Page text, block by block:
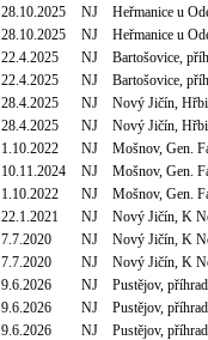
28.10.2025 NJ
Heřmanice u
28.10.2025 NJ
Heřmanice u
22.4.2025 NJ
Bartošovice,
22.4.2025 NJ
Bartošovice,
28.4.2025 NJ
Nový Jičín,
28.4.2025 NJ
Nový Jičín,
1.10.2022 NJ
Mošnov, Gen.
10.11.2024 NJ
Mošnov, Gen.
1.10.2022 NJ
Mošnov, Gen.
22.1.2021 NJ
Nový Jičín, K
7.7.2020 NJ
Nový Jičín, K
7.7.2020 NJ
Nový Jičín, K
9.6.2026 NJ
Pustějov,
9.6.2026 NJ
Pustějov,
9.6.2026 NJ
Pustějov,